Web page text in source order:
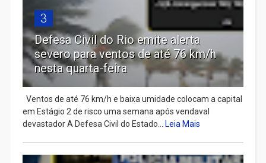
3
Defesa Civil do Rio emite alerta
severo para ventos de até 76 km/h
nesta quarta-feira
Ventos de até 76 km/h e baixa umidade colocam a capital
em Estágio 2 de risco uma semana após vendaval
devastador A Defesa Civil do Estado...
Leia Mais